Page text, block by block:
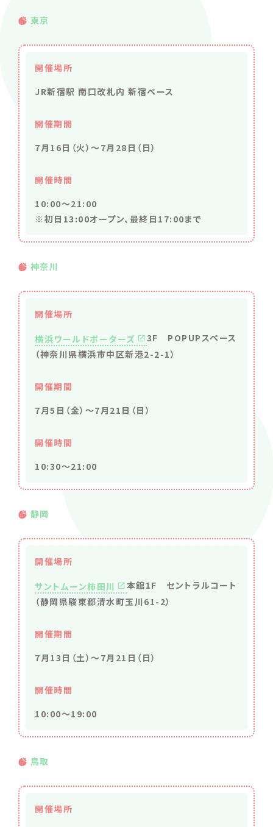
東京
開催場所
JR新宿駅 南口改札内 新宿ベース
開催期間
7月16日（火）～7月28日（日）
開催時間
10:00～21:00
※初日13:00オープン、最終日17:00まで
神奈川
開催場所
横浜ワールドポーターズ
3F POPUPスペース
（神奈川県横浜市中区新港2-2-1）
開催期間
7月5日（金）～7月21日（日）
開催時間
10:30～21:00
静岡
開催場所
サントムーン柿田川
本館1F セントラルコート
（静岡県駿東郡清水町玉川61-2）
開催期間
7月13日（土）～7月21日（日）
開催時間
10:00～19:00
鳥取
開催場所